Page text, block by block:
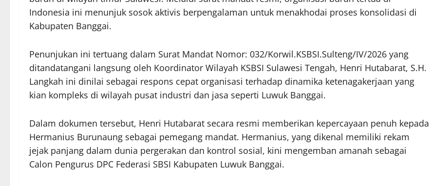
Indonesia ini menunjuk sosok aktivis berpengalaman untuk menakhodai proses konsolidasi di
Kabupaten Banggai.
Penunjukan ini tertuang dalam Surat Mandat Nomor: 032/Korwil.KSBSI.Sulteng/IV/2026 yang
ditandatangani langsung oleh Koordinator Wilayah KSBSI Sulawesi Tengah, Henri Hutabarat, S.H.
Langkah ini dinilai sebagai respons cepat organisasi terhadap dinamika ketenagakerjaan yang
kian kompleks di wilayah pusat industri dan jasa seperti Luwuk Banggai.
Dalam dokumen tersebut, Henri Hutabarat secara resmi memberikan kepercayaan penuh kepada
Hermanius Burunaung sebagai pemegang mandat. Hermanius, yang dikenal memiliki rekam
jejak panjang dalam dunia pergerakan dan kontrol sosial, kini mengemban amanah sebagai
Calon Pengurus DPC Federasi SBSI Kabupaten Luwuk Banggai.